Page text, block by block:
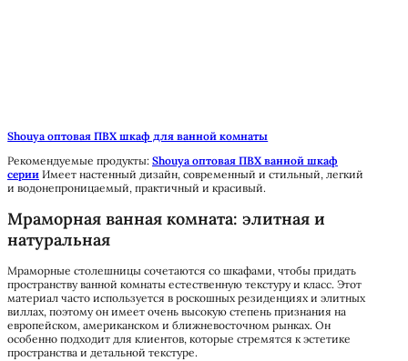
Shouya оптовая ПВХ шкаф для ванной комнаты
Рекомендуемые продукты: Shouya оптовая ПВХ ванной шкаф
серии Имеет настенный дизайн, современный и стильный, легкий
и водонепроницаемый, практичный и красивый.
Мраморная ванная комната: элитная и
натуральная
Мраморные столешницы сочетаются со шкафами, чтобы придать
пространству ванной комнаты естественную текстуру и класс. Этот
материал часто используется в роскошных резиденциях и элитных
виллах, поэтому он имеет очень высокую степень признания на
европейском, американском и ближневосточном рынках. Он
особенно подходит для клиентов, которые стремятся к эстетике
пространства и детальной текстуре.